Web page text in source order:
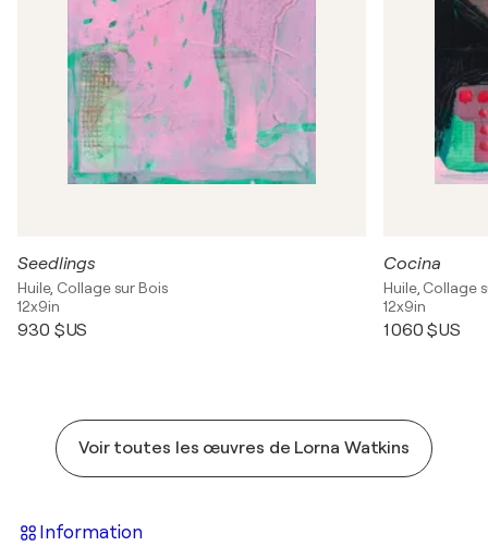
Seedlings
Huile, Collage sur Bois
12x9in
930 $US
Cocina
Huile, Collage
12x9in
1 060 $US
Voir toutes les œuvres de Lorna Watkins
Information